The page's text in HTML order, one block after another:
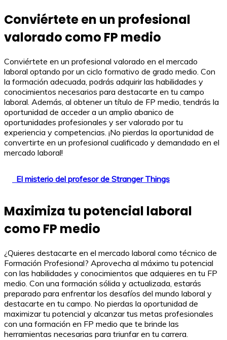
Conviértete en un profesional
valorado como FP medio
Conviértete en un profesional valorado en el mercado
laboral optando por un ciclo formativo de grado medio. Con
la formación adecuada, podrás adquirir las habilidades y
conocimientos necesarios para destacarte en tu campo
laboral. Además, al obtener un título de FP medio, tendrás la
oportunidad de acceder a un amplio abanico de
oportunidades profesionales y ser valorado por tu
experiencia y competencias. ¡No pierdas la oportunidad de
convertirte en un profesional cualificado y demandado en el
mercado laboral!
El misterio del profesor de Stranger Things
Maximiza tu potencial laboral
como FP medio
¿Quieres destacarte en el mercado laboral como técnico de
Formación Profesional? Aprovecha al máximo tu potencial
con las habilidades y conocimientos que adquieres en tu FP
medio. Con una formación sólida y actualizada, estarás
preparado para enfrentar los desafíos del mundo laboral y
destacarte en tu campo. No pierdas la oportunidad de
maximizar tu potencial y alcanzar tus metas profesionales
con una formación en FP medio que te brinde las
herramientas necesarias para triunfar en tu carrera.